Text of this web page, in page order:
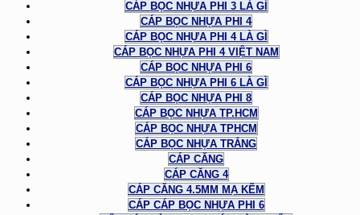
CÁP BỌC NHỰA PHI 3 LÀ GÌ
CÁP BỌC NHỰA PHI 4
CÁP BỌC NHỰA PHI 4 LÀ GÌ
CÁP BỌC NHỰA PHI 4 VIỆT NAM
CÁP BỌC NHỰA PHI 6
CÁP BỌC NHỰA PHI 6 LÀ GÌ
CÁP BỌC NHỰA PHI 8
CÁP BỌC NHỰA TP.HCM
CÁP BỌC NHỰA TPHCM
CÁP BỌC NHỰA TRẮNG
CÁP CĂNG
CÁP CĂNG 4
CÁP CĂNG 4.5MM MẠ KẼM
CÁP CÁP BỌC NHỰA PHI 6